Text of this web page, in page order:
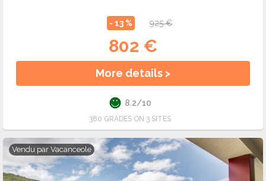
- 13 % 925 €
802 €
More details >
8.2/10
380 GRADES ON 3 SITES
Vendu par Vacanceole